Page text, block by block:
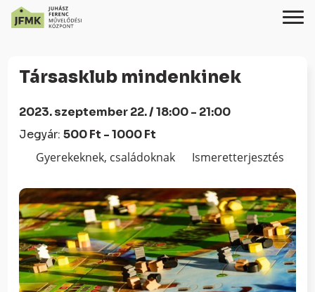
Content
navigációhoz
Társasklub mindenkinek
2023. szeptember 22. / 18:00 - 21:00
Jegyár:500 Ft - 1000 Ft
Gyerekeknek, családoknak Ismeretterjesztés